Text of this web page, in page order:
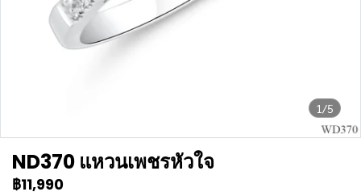
1/5
ND370 แหวนเพชรหัวใจ
฿11,990